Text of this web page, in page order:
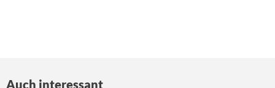
Auch interessant